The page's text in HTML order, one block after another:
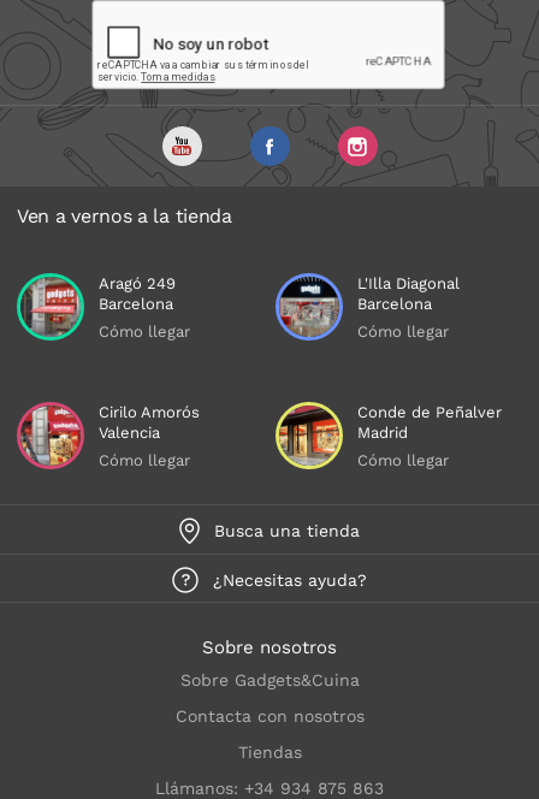
Ven a vernos a la tienda
Aragó 249
Barcelona
Cómo llegar
L'Illa Diagonal
Barcelona
Cómo llegar
Cirilo Amorós
Valencia
Cómo llegar
Conde de Peñalver
Madrid
Cómo llegar
Busca una tienda
¿Necesitas ayuda?
Sobre nosotros
Sobre Gadgets&Cuina
Contacta con nosotros
Tiendas
Llámanos: +34 934 875 863